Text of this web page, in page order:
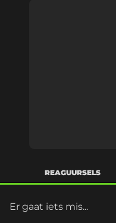
REAGUURSELS
Er gaat iets mis...